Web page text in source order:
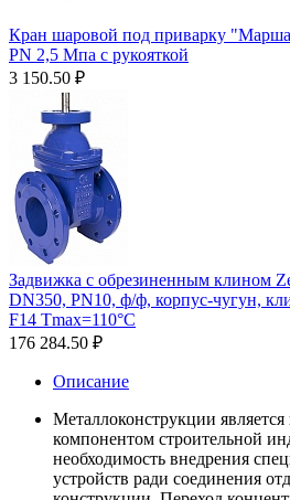
Кран шаровой под приварку
PN 2,5 Мпа с рукояткой
3 150.50 ₽
Задвижка с обрезиненным клином
DN350, PN10, ф/ф, корпус-чугун,
F14 Tmax=110°С
176 284.50 ₽
Описание
Металлоконструкции
компонентом строительной
необходимость внедрения
устройств ради соединения